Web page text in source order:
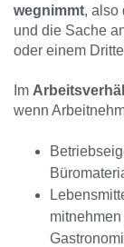
wegnimmt, also
und die Sache
oder einem
Im
wenn